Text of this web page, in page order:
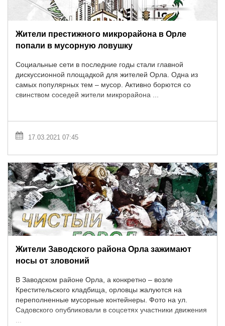
Жители престижного микрорайона в Орле
попали в мусорную ловушку
Социальные сети в последние годы стали главной
дискуссионной площадкой для жителей Орла. Одна из
самых популярных тем – мусор. Активно борются со
свинством соседей жители микрорайона ...
17.03.2021 07:45
Жители Заводского района Орла зажимают
носы от зловоний
В Заводском районе Орла, а конкретно – возле
Крестительского кладбища, орловцы жалуются на
переполненные мусорные контейнеры. Фото на ул.
Садовского опубликовали в соцсетях участники движения